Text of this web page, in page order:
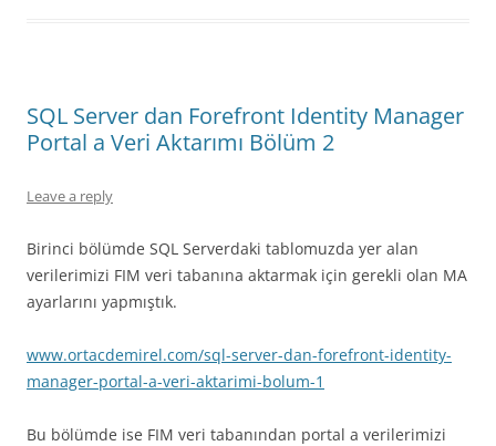
SQL Server dan Forefront Identity Manager
Portal a Veri Aktarımı Bölüm 2
Leave a reply
Birinci bölümde SQL Serverdaki tablomuzda yer alan
verilerimizi FIM veri tabanına aktarmak için gerekli olan MA
ayarlarını yapmıştık.
www.ortacdemirel.com/sql-server-dan-forefront-identity-
manager-portal-a-veri-aktarimi-bolum-1
Bu bölümde ise FIM veri tabanından portal a verilerimizi